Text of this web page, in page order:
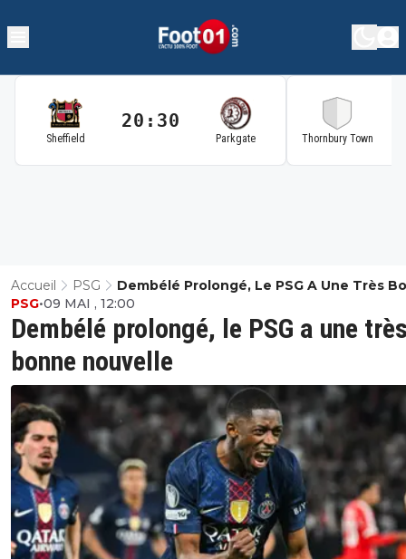
Sheffield
20:30
Parkgate Thornbury Town
Accueil PSG
Dembélé Prolongé, Le PSG A Une Très
Nouvelle
Dembélé prolongé, le PSG a une
bonne nouvelle
PSG•09 MAI , 12:00